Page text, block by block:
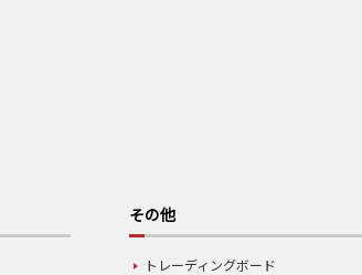
その他
トレーディングボード